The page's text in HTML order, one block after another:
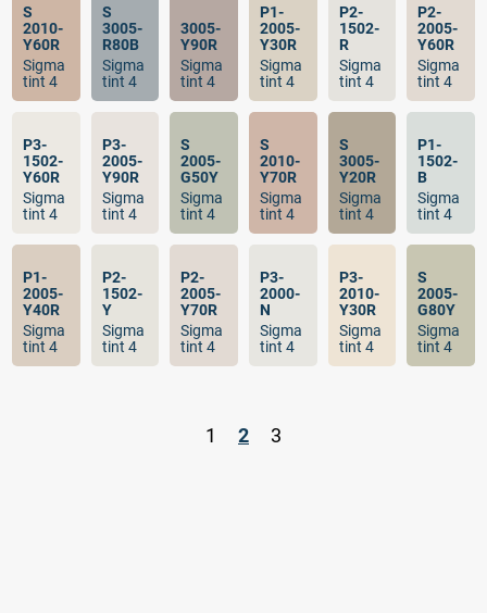
S
2010-
Y60R
Sigma
tint 4
S
3005-
R80B
Sigma
tint 4
3005-
Y90R
Sigma
tint 4
P1-
2005-
Y30R
Sigma
tint 4
P2-
1502-
R
Sigma
tint 4
P2-
2005-
Y60R
Sigma
tint 4
P3-
1502-
Y60R
Sigma
tint 4
P3-
2005-
Y90R
Sigma
tint 4
S
2005-
G50Y
Sigma
tint 4
S
2010-
Y70R
Sigma
tint 4
S
3005-
Y20R
Sigma
tint 4
P1-
1502-
B
Sigma
tint 4
P1-
2005-
Y40R
Sigma
tint 4
P2-
1502-
Y
Sigma
tint 4
P2-
2005-
Y70R
Sigma
tint 4
P3-
2000-
N
Sigma
tint 4
P3-
2010-
Y30R
Sigma
tint 4
S
2005-
G80Y
Sigma
tint 4
1 2 3